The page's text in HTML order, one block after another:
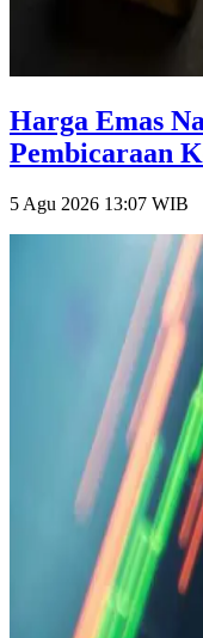
Harga Emas
Pembicaraan
5 Agu 2026 13:07 WIB